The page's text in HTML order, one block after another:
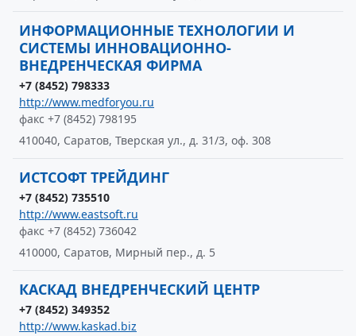
ИНФОРМАЦИОННЫЕ ТЕХНОЛОГИИ И
СИСТЕМЫ ИННОВАЦИОННО-
ВНЕДРЕНЧЕСКАЯ ФИРМА
+7 (8452) 798333
http://www.medforyou.ru
факс +7 (8452) 798195
410040, Саратов, Тверская ул., д. 31/3, оф. 308
ИСТСОФТ ТРЕЙДИНГ
+7 (8452) 735510
http://www.eastsoft.ru
факс +7 (8452) 736042
410000, Саратов, Мирный пер., д. 5
КАСКАД ВНЕДРЕНЧЕСКИЙ ЦЕНТР
+7 (8452) 349352
http://www.kaskad.biz